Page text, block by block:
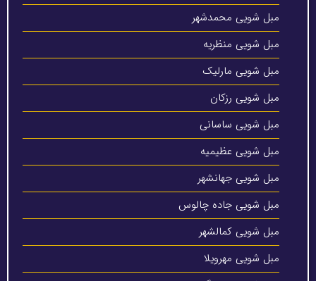
مبل شویی محمدشهر
مبل شویی منظریه
مبل شویی مارلیک
مبل شویی رزکان
مبل شویی ساسانی
مبل شویی عظیمیه
مبل شویی جهانشهر
مبل شویی جاده چالوس
مبل شویی کمالشهر
مبل شویی مهرویلا